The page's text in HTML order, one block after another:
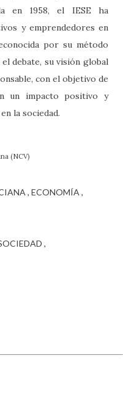
en 1958, el IESE ha
y emprendedores en
por su método
debate, su visión global
con el objetivo de
un impacto positivo y
la sociedad.
(NCV)
ECONOMÍA